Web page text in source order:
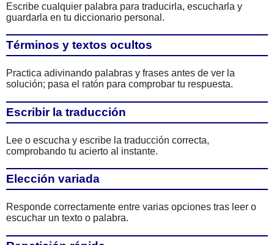
Escribe cualquier palabra para traducirla, escucharla y
guardarla en tu diccionario personal.
Términos y textos ocultos
Practica adivinando palabras y frases antes de ver la
solución; pasa el ratón para comprobar tu respuesta.
Escribir la traducción
Lee o escucha y escribe la traducción correcta,
comprobando tu acierto al instante.
Elección variada
Responde correctamente entre varias opciones tras leer o
escuchar un texto o palabra.